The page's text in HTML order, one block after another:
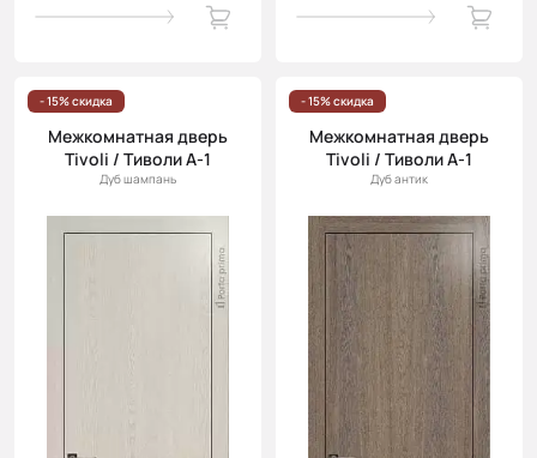
- 15% скидка
Межкомнатная дверь
Tivoli / Тиволи А-1
Дуб шампань
- 15% скидка
Межкомнатная дверь
Tivoli / Тиволи А-1
Дуб антик